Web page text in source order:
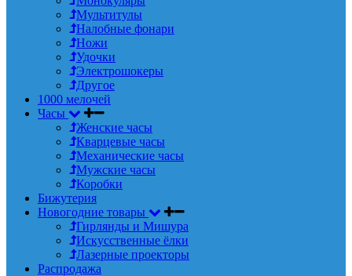
Мультитулы
Налобные фонари
Ножи
Удочки
Электрошокеры
Другое
1000 мелочей
Часы
Женские часы
Кварцевые часы
Механические часы
Мужские часы
Коробки
Бижутерия
Новогодние товары
Гирлянды и Мишура
Искусственные ёлки
Лазерные проекторы
Распродажа